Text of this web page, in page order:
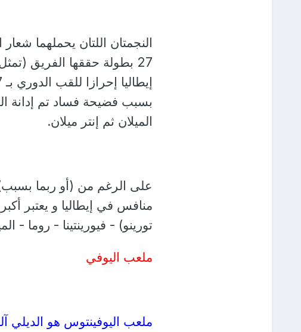
بسبب فضيحة فساد تم إدانة
الميلان ثم إنتر ميلان.
على الرغم من (أو ربما بسبب)
منافس في إيطاليا و يعتبر
تورينو) - فيورينتينا - روما -
ملعب اليوفي
ملعب اليوفينتوس هو الديلي